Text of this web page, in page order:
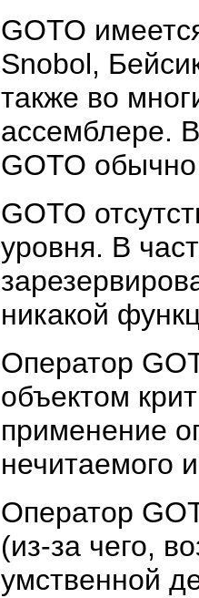
GOTO
Snobol,
также во
ассемблере.
GOTO
GOTO
уровня. В
никакой
Оператор
объектом
применение
нечитаемого
Оператор
(из-за чего,
умственной